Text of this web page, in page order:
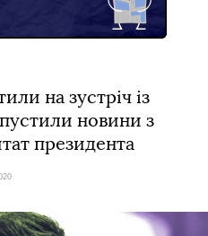
на зустріч із
новини з
президента